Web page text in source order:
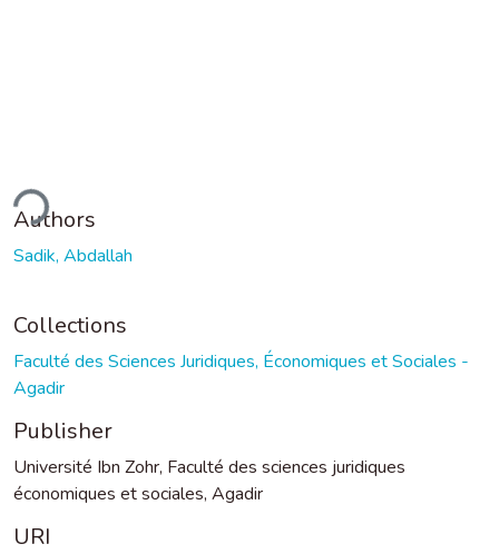
Authors
Sadik, Abdallah
Collections
Faculté des Sciences Juridiques, Économiques et Sociales -
Agadir
Publisher
Université Ibn Zohr, Faculté des sciences juridiques
économiques et sociales, Agadir
URI